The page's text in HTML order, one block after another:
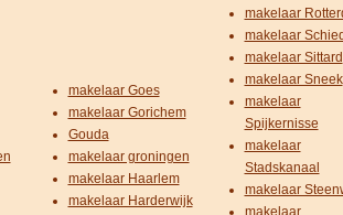
makelaar Goes
makelaar Gorichem
Gouda
makelaar groningen
makelaar Haarlem
makelaar Harderwijk
makelaar
makelaar
makelaar Sittard
makelaar Sneek
makelaar
Spijkernisse
makelaar
Stadskanaal
makelaar
makelaar